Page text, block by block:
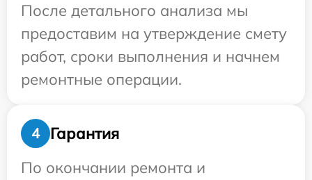
После детального анализа мы
предоставим на утверждение смету
работ, сроки выполнения и начнем
ремонтные операции.
4
Гарантия
По окончании ремонта и